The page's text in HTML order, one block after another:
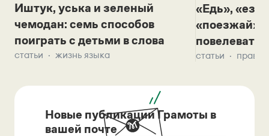
Иштук, уська и зеленый
чемодан: семь способов
поиграть с детьми в слова
статьи жизнь языка
«Едь»,
«поезжай»?
повелевать
статьи
Новые публикации Грамоты в
вашей почте